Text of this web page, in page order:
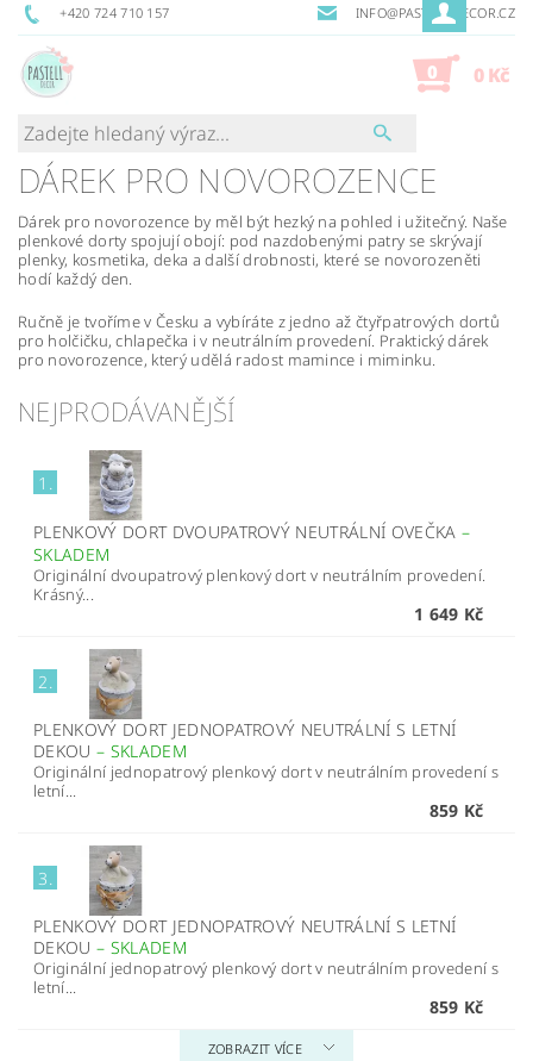
+420 724 710 157 INFO@PASTELLDECOR.CZ
0 0 Kč
DÁREK PRO NOVOROZENCE
Dárek pro novorozence by měl být hezký na pohled i užitečný. Naše
plenkové dorty spojují obojí: pod nazdobenými patry se skrývají
plenky, kosmetika, deka a další drobnosti, které se novorozeněti
hodí každý den.
Ručně je tvoříme v Česku a vybíráte z jedno až čtyřpatrových dortů
pro holčičku, chlapečka i v neutrálním provedení. Praktický dárek
pro novorozence, který udělá radost mamince i miminku.
NEJPRODÁVANĚJŠÍ
1.
PLENKOVÝ DORT DVOUPATROVÝ NEUTRÁLNÍ OVEČKA –
SKLADEM
Originální dvoupatrový plenkový dort v neutrálním provedení.
Krásný...
1 649 Kč
2.
PLENKOVÝ DORT JEDNOPATROVÝ NEUTRÁLNÍ S LETNÍ
DEKOU– SKLADEM
Originální jednopatrový plenkový dort v neutrálním provedení s
letní...
859 Kč
3.
PLENKOVÝ DORT JEDNOPATROVÝ NEUTRÁLNÍ S LETNÍ
DEKOU– SKLADEM
Originální jednopatrový plenkový dort v neutrálním provedení s
letní...
859 Kč
ZOBRAZIT VÍCE